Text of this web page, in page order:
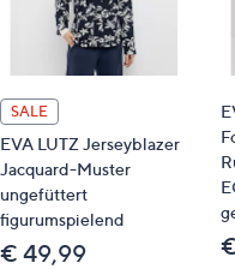
Maße (Größe
Länge: ca. 76 cm
Material
SALE
EVA LUTZ Jerseyblazer
Jacquard-Muster
ungefüttert
figurumspielend
€ 49,99